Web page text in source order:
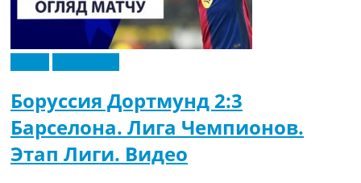
Боруссия Дортмунд 2:3
Барселона. Лига Чемпионов.
Этап Лиги. Видео